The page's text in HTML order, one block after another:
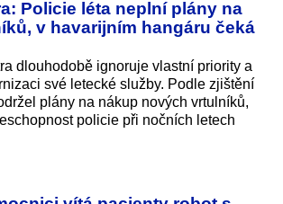
Policie léta neplní plány na
v havarijním hangáru čeká
dlouhodobě ignoruje vlastní priority a
své letecké služby. Podle zjištění
plány na nákup nových vrtulníků,
policie při nočních letech